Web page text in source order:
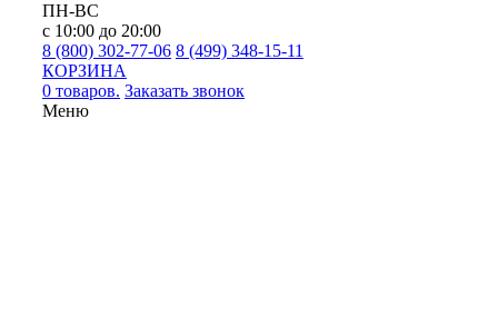
ПН-ВС
с 10:00 до 20:00
8 (800) 302-77-06 8 (499) 348-15-11
КОРЗИНА
0 товаров. Заказать звонок
Меню